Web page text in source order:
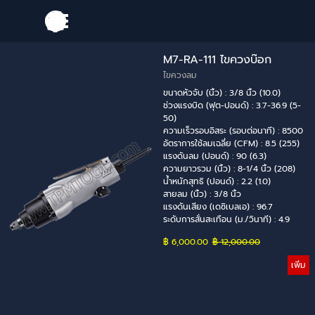
Skip menu
M7-RA-111 ไขควงบ๊อก
ไขควงลม
ขนาดหัวจับ (นิ้ว) : 3/8 นิ้ว (10.0)
ช่วงแรงบิด (ฟุต-ปอนด์) : 3.7-36.9 (5-
50)
ความเร็วรอบอิสระ (รอบต่อนาที) : 8500
อัตราการใช้ลมเฉลี่ย (CFM) : 8.5 (255)
แรงดันลม (ปอนด์) : 90 (6.3)
ความยาวรวม (นิ้ว) : 8-1/4 นิ้ว (208)
น้ำหนักสุทธิ (ปอนด์) : 2.2 (1.0)
สายลม (นิ้ว) : 3/8 นิ้ว
แรงดันเสียง (เดซิเบลเอ) : 96.7
ระดับการสั่นสะเทือน (ม./วินาที) : 4.9
฿ 6,000.00 Price without discount
฿ 12,000.00
เพิ่ม